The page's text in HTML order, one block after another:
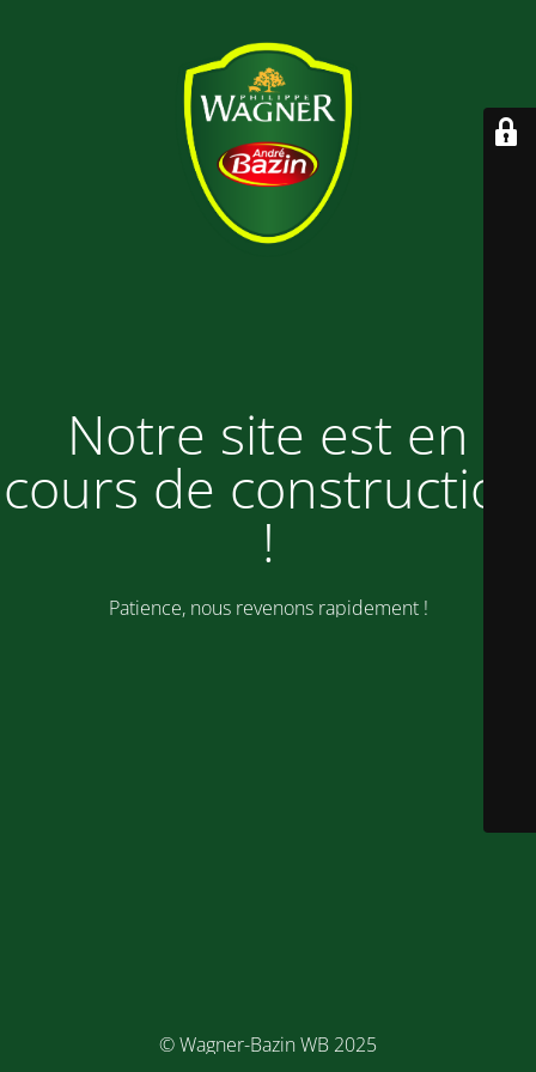
Notre site est en
cours de construction
!
Patience, nous revenons rapidement !
© Wagner-Bazin WB 2025